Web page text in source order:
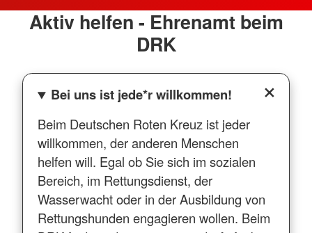
Aktiv helfen - Ehrenamt beim
DRK
Bei uns ist jede*r willkommen!
Beim Deutschen Roten Kreuz ist jeder
willkommen, der anderen Menschen
helfen will. Egal ob Sie sich im sozialen
Bereich, im Rettungsdienst, der
Wasserwacht oder in der Ausbildung von
Rettungshunden engagieren wollen. Beim